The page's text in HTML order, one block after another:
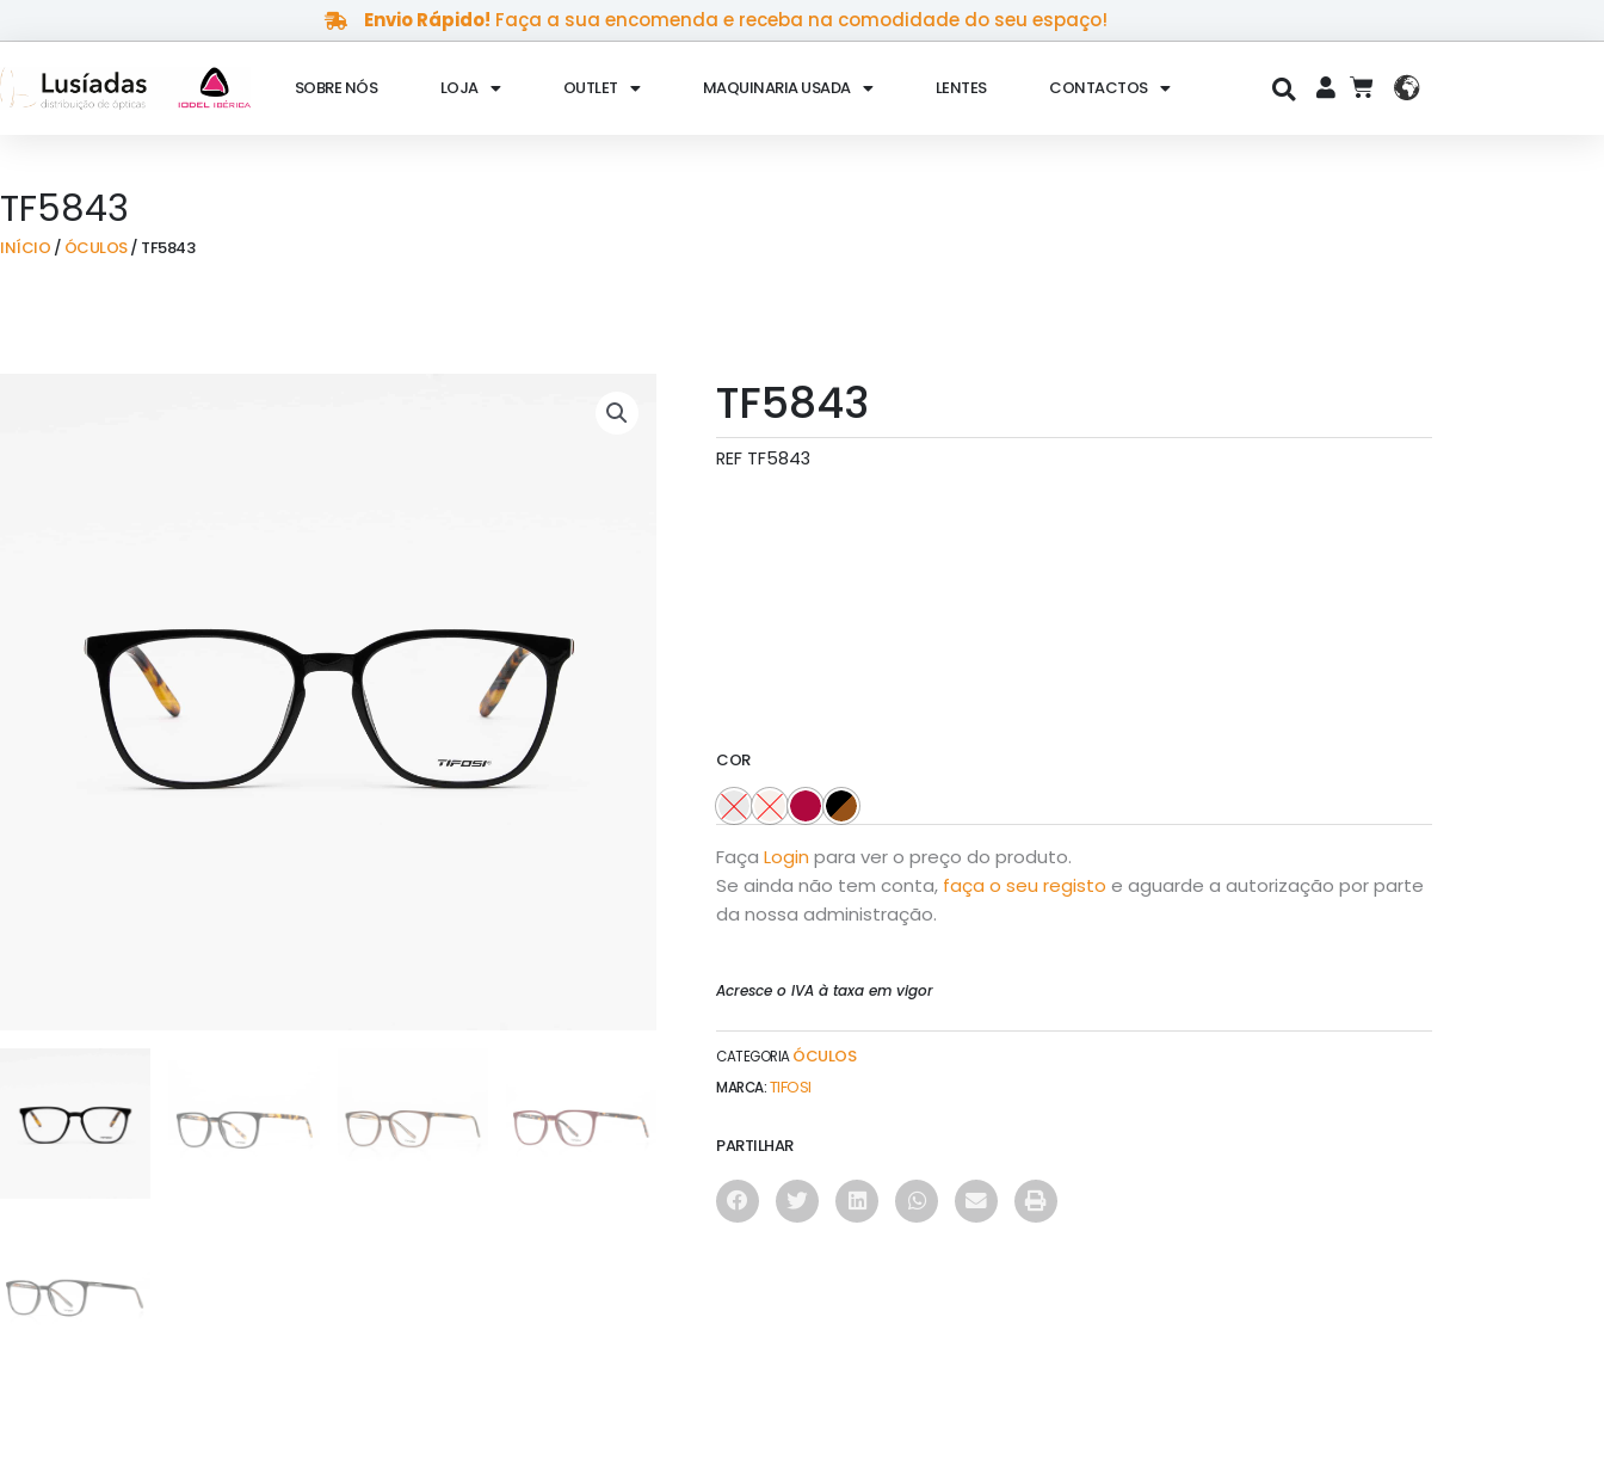
to
content
Envio Rápido! Faça a sua encomenda e receba na comodidade do seu espaço!
SOBRE NÓS LOJA OUTLET MAQUINARIA USADA LENTES CONTACTOS CART
TF5843
INÍCIO / ÓCULOS/ TF5843
TF5843
REF TF5843
COR
Faça Login para ver o preço do produto.
Se ainda não tem conta, faça o seu registo e aguarde a autorização por parte
da nossa administração.
Acresce o IVA à taxa em vigor
CATEGORIA ÓCULOS
MARCA:TIFOSI
PARTILHAR